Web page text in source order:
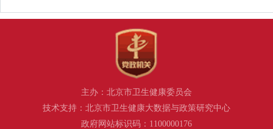
主办：北京市卫生健康委员会
技术支持：北京市卫生健康大数据与政策研究中心
政府网站标识码：1100000176